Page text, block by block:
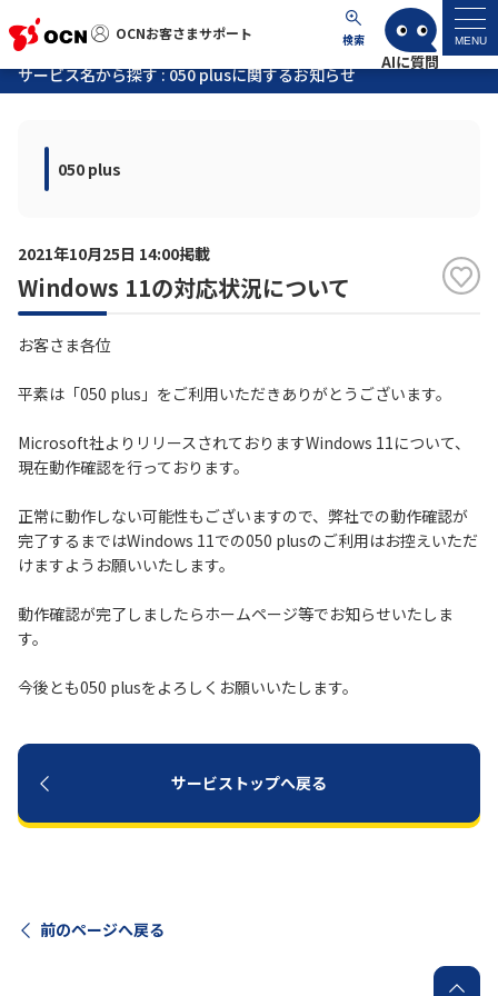
OCNお客さまサポート 検索 MENU
OCNお客さまサポート
マイページ
サポートトップ
よくあるご質問
工事・故障情報
履歴・お気に入り
お知らせ サポートサイトの使い方
まはこちら
OCN サービス一覧
サービス名から探す : 050 plusに関するお知らせ
050 plus
2021年10月25日 14:00掲載
Windows 11の対応状況について
お客さま各位
平素は「050 plus」をご利用いただきありがとうございます。
Microsoft社よりリリースされておりますWindows 11について、
現在動作確認を行っております。
正常に動作しない可能性もございますので、弊社での動作確認が
完了するまではWindows 11での050 plusのご利用はお控えいただ
けますようお願いいたします。
動作確認が完了しましたらホームページ等でお知らせいたしま
す。
今後とも050 plusをよろしくお願いいたします。
サービストップへ戻る
前のページへ戻る